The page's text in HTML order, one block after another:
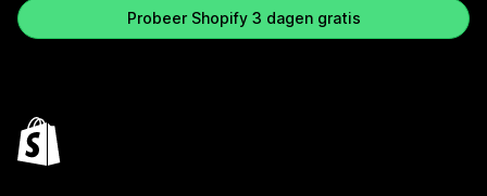
Probeer Shopify 3 dagen gratis